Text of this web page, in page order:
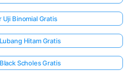
Uji Binomial Gratis
Hitam Gratis
Scholes Gratis